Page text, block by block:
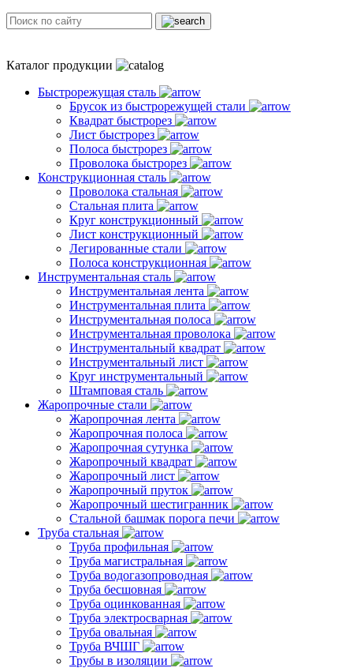
Каталог продукции
Быстрорежущая сталь
Брусок из быстрорежущей стали
Квадрат быстрорез
Лист быстрорез
Полоса быстрорез
Проволока быстрорез
Конструкционная сталь
Проволока стальная
Стальная плита
Круг конструкционный
Лист конструкционный
Легированные стали
Полоса конструкционная
Инструментальная сталь
Инструментальная лента
Инструментальная плита
Инструментальная полоса
Инструментальная проволока
Инструментальный квадрат
Инструментальный лист
Круг инструментальный
Штамповая сталь
Жаропрочные стали
Жаропрочная лента
Жаропрочная полоса
Жаропрочная сутунка
Жаропрочный квадрат
Жаропрочный лист
Жаропрочный пруток
Жаропрочный шестигранник
Стальной башмак порога печи
Труба стальная
Труба профильная
Труба магистральная
Труба водогазопроводная
Труба бесшовная
Труба оцинкованная
Труба электросварная
Труба овальная
Труба ВЧШГ
Трубы в изоляции